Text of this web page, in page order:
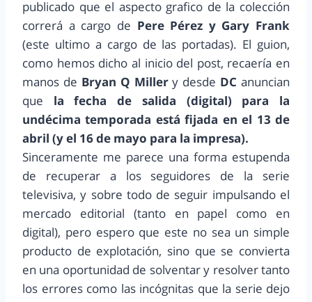
publicado que el aspecto grafico de la colección
correrá a cargo de Pere Pérez y Gary Frank
(este ultimo a cargo de las portadas). El guion,
como hemos dicho al inicio del post, recaería en
manos de Bryan Q Millery desde DC anuncian
que la fecha de salida (digital) para la
undécima temporada está fijada en el 13 de
abril (y el 16 de mayo para la impresa).
Sinceramente me parece una forma estupenda
de recuperar a los seguidores de la serie
televisiva, y sobre todo de seguir impulsando el
mercado editorial (tanto en papel como en
digital), pero espero que este no sea un simple
producto de explotación, sino que se convierta
en una oportunidad de solventar y resolver tanto
los errores como las incógnitas que la serie dejo